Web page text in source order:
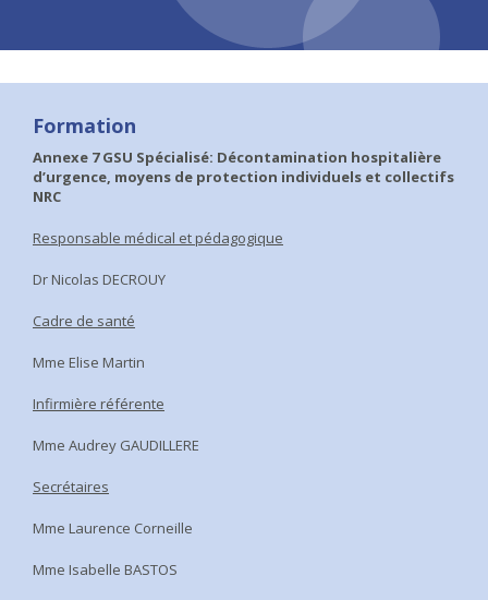
Formation
Annexe 7 GSU Spécialisé: Décontamination hospitalière
d’urgence, moyens de protection individuels et collectifs
NRC
Responsable médical et pédagogique
Dr Nicolas DECROUY
Cadre de santé
Mme Elise Martin
Infirmière référente
Mme Audrey GAUDILLERE
Secrétaires
Mme Laurence Corneille
Mme Isabelle BASTOS